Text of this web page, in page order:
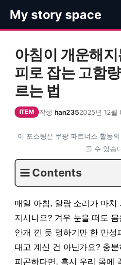
츠
My story space
아침이 개운해
피로 잡는 고함
르는 법
ITEM 작성 han2352025년 12월
이 포스팅은 쿠팡 파트너스 활동
을 수 있습
Contents
매일 아침, 알람 소리가 마치
지시나요? 겨우 눈을 떠도
안개 낀 듯 멍하기만 한 만성
대고 계신 건 아닌가요? 충
피곤하다면, 혹시 우리 몸에